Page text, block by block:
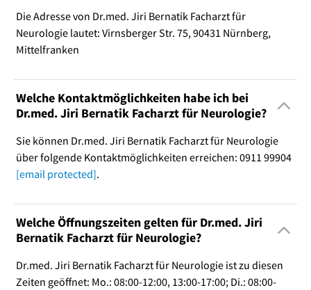
Die Adresse von Dr.med. Jiri Bernatik Facharzt für
Neurologie lautet: Virnsberger Str. 75, 90431 Nürnberg,
Mittelfranken
Welche Kontaktmöglichkeiten habe ich bei
Dr.med. Jiri Bernatik Facharzt für Neurologie?
Sie können Dr.med. Jiri Bernatik Facharzt für Neurologie
über folgende Kontaktmöglichkeiten erreichen: 0911 99904
[email protected].
Welche Öffnungszeiten gelten für Dr.med. Jiri
Bernatik Facharzt für Neurologie?
Dr.med. Jiri Bernatik Facharzt für Neurologie ist zu diesen
Zeiten geöffnet: Mo.: 08:00-12:00, 13:00-17:00; Di.: 08:00-